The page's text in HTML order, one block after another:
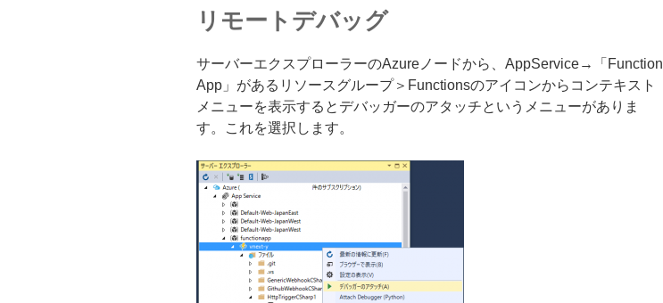
リモートデバッグ
サーバーエクスプローラーのAzureノードから、AppService→「Function
App」があるリソースグループ＞Functionsのアイコンからコンテキスト
メニューを表示するとデバッガーのアタッチというメニューがありま
す。これを選択します。